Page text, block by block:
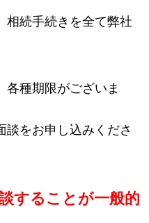
相続手続きを全て弊社
各種期限がございま
談をお申し込みくださ
することが一般的